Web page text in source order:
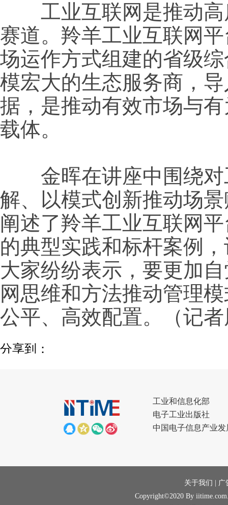
工业互联网是推动高
赛道。羚羊工业互联网
场运作方式组建的省级
模宏大的生态服务商，
据，是推动有效市场与
载体。
金晖在讲座中围绕对
解、以模式创新推动场
阐述了羚羊工业互联网
的典型实践和标杆案例
大家纷纷表示，要更加
网思维和方法推动管理
公平、高效配置。（记
分享到：